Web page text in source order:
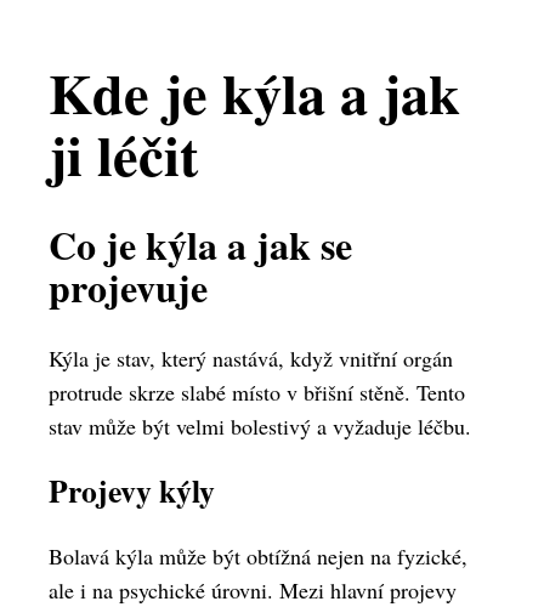
Kde je kýla a jak
ji léčit
Co je kýla a jak se
projevuje
Kýla je stav, který nastává, když vnitřní orgán
protrude skrze slabé místo v břišní stěně. Tento
stav může být velmi bolestivý a vyžaduje léčbu.
Projevy kýly
Bolavá kýla může být obtížná nejen na fyzické,
ale i na psychické úrovni. Mezi hlavní projevy